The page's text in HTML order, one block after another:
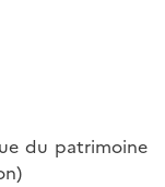
du patrimoine